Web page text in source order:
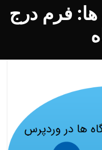
فرم درج